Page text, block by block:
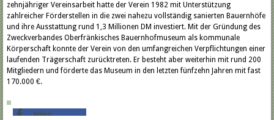
zehnjähriger Vereinsarbeit hatte der Verein 1982 mit Unterstützung
zahlreicher Förderstellen in die zwei nahezu vollständig sanierten Bauernhöfe
und ihre Ausstattung rund 1,3 Millionen DM investiert. Mit der Gründung des
Zweckverbandes Oberfränkisches Bauernhofmuseum als kommunale
Körperschaft konnte der Verein von den umfangreichen Verpflichtungen einer
laufenden Trägerschaft zurücktreten. Er besteht aber weiterhin mit rund 200
Mitgliedern und förderte das Museum in den letzten fünfzehn Jahren mit fast
170.000 €.
teilen